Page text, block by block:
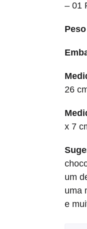
– 01
26
x 7
um
uma
e